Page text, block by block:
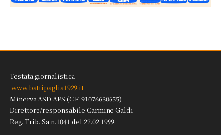
Testata giornalistica
www.battipaglia1929.it
Minerva ASD APS (C.F. 91076630655)
Direttore/responsabile Carmine Galdi
Reg. Trib. Sa n.1041 del 22.02.1999.